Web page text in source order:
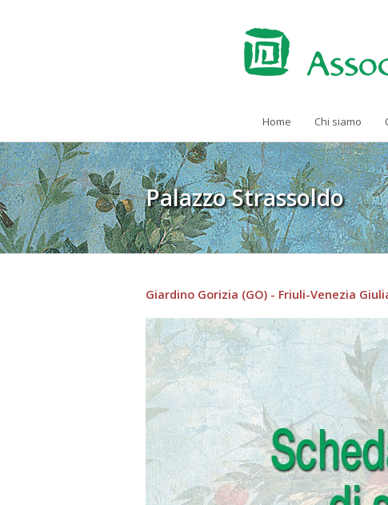
Home Chi siamo
Palazzo Strassoldo
Giardino Gorizia (GO) - Friuli-Venezia